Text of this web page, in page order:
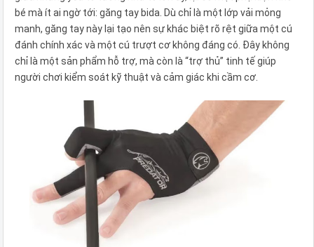
bé mà ít ai ngờ tới: găng tay bida. Dù chỉ là một lớp vải mỏng
manh, găng tay này lại tạo nên sự khác biệt rõ rệt giữa một cú
đánh chính xác và một cú trượt cơ không đáng có. Đây không
chỉ là một sản phẩm hỗ trợ, mà còn là “trợ thủ” tinh tế giúp
người chơi kiểm soát kỹ thuật và cảm giác khi cầm cơ.